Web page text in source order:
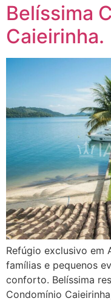
Belíssima
Caieirinha.
Refúgio exclusivo em
famílias e pequenos
conforto. Belíssima
Condomínio